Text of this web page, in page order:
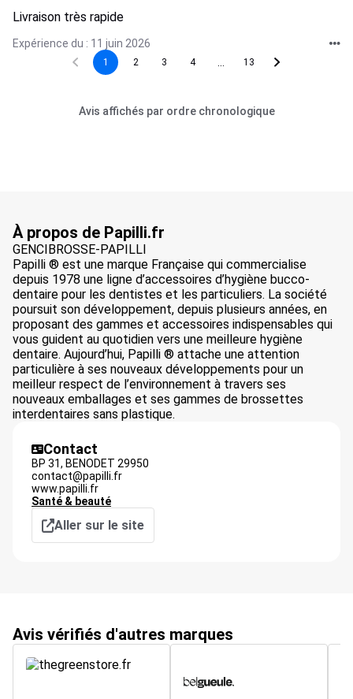
Livraison très rapide
Expérience du : 11 juin 2026
1 2 3 4 13
Avis affichés par ordre chronologique
À propos de Papilli.fr
GENCIBROSSE-PAPILLI
Papilli ® est une marque Française qui commercialise
depuis 1978 une ligne d’accessoires d’hygiène bucco-
dentaire pour les dentistes et les particuliers. La société
poursuit son développement, depuis plusieurs années, en
proposant des gammes et accessoires indispensables qui
vous guident au quotidien vers une meilleure hygiène
dentaire. Aujourd’hui, Papilli ® attache une attention
particulière à ses nouveaux développements pour un
meilleur respect de l’environnement à travers ses
nouveaux emballages et ses gammes de brossettes
interdentaires sans plastique.
Contact
BP 31, BENODET 29950
contact@papilli.fr
www.papilli.fr
Santé & beauté
Aller sur le site
Avis vérifiés d'autres marques